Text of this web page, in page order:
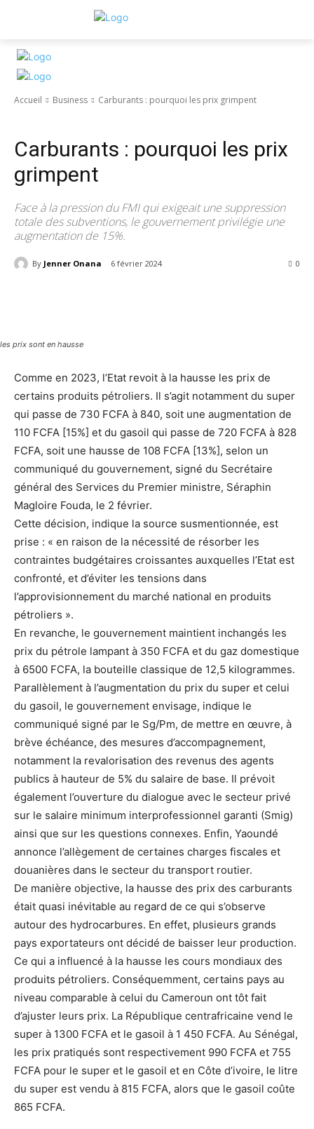
Accueil Business Carburants : pourquoi les prix grimpent
Carburants : pourquoi les prix
grimpent
Face à la pression du FMI qui exigeait une suppression
totale des subventions, le gouvernement privilégie une
augmentation de 15%.
By Jenner Onana 6 février 2024 0
les prix sont en hausse
Comme en 2023, l’Etat revoit à la hausse les prix de
certains produits pétroliers. Il s’agit notamment du super
qui passe de 730 FCFA à 840, soit une augmentation de
110 FCFA [15%] et du gasoil qui passe de 720 FCFA à 828
FCFA, soit une hausse de 108 FCFA [13%], selon un
communiqué du gouvernement, signé du Secrétaire
général des Services du Premier ministre, Séraphin
Magloire Fouda, le 2 février.
Cette décision, indique la source susmentionnée, est
prise : « en raison de la nécessité de résorber les
contraintes budgétaires croissantes auxquelles l’Etat est
confronté, et d’éviter les tensions dans
l’approvisionnement du marché national en produits
pétroliers ».
En revanche, le gouvernement maintient inchangés les
prix du pétrole lampant à 350 FCFA et du gaz domestique
à 6500 FCFA, la bouteille classique de 12,5 kilogrammes.
Parallèlement à l’augmentation du prix du super et celui
du gasoil, le gouvernement envisage, indique le
communiqué signé par le Sg/Pm, de mettre en œuvre, à
brève échéance, des mesures d’accompagnement,
notamment la revalorisation des revenus des agents
publics à hauteur de 5% du salaire de base. Il prévoit
également l’ouverture du dialogue avec le secteur privé
sur le salaire minimum interprofessionnel garanti (Smig)
ainsi que sur les questions connexes. Enfin, Yaoundé
annonce l’allègement de certaines charges fiscales et
douanières dans le secteur du transport routier.
De manière objective, la hausse des prix des carburants
était quasi inévitable au regard de ce qui s’observe
autour des hydrocarbures. En effet, plusieurs grands
pays exportateurs ont décidé de baisser leur production.
Ce qui a influencé à la hausse les cours mondiaux des
produits pétroliers. Conséquemment, certains pays au
niveau comparable à celui du Cameroun ont tôt fait
d’ajuster leurs prix. La République centrafricaine vend le
super à 1300 FCFA et le gasoil à 1 450 FCFA. Au Sénégal,
les prix pratiqués sont respectivement 990 FCFA et 755
FCFA pour le super et le gasoil et en Côte d’ivoire, le litre
du super est vendu à 815 FCFA, alors que le gasoil coûte
865 FCFA.